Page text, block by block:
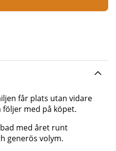
får plats utan vidare
med på köpet.
med året runt
generös volym.